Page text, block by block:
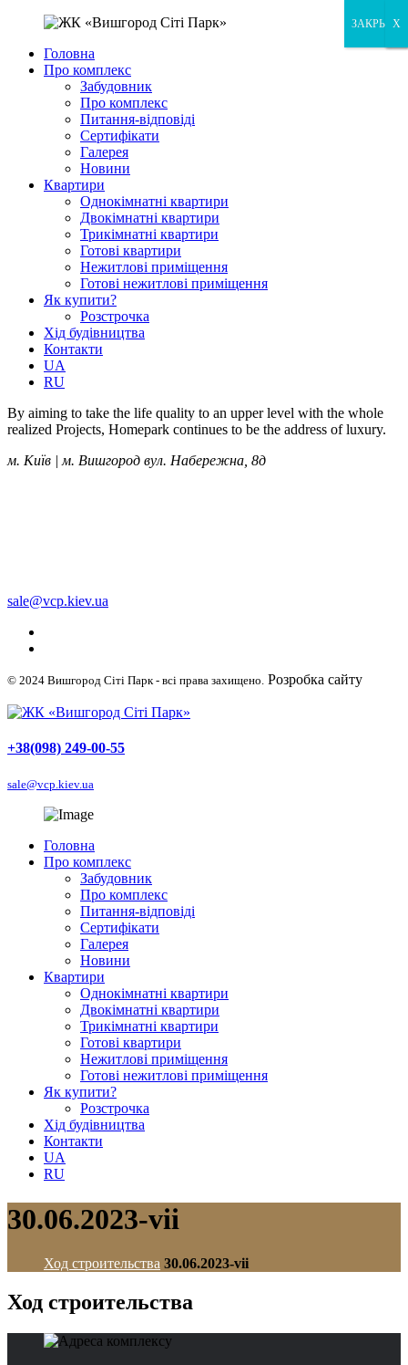
Головна
Про комплекс
Забудовник
Про комплекс
Питання-відповіді
Сертифікати
Галерея
Новини
Квартири
Однокімнатні квартири
Двокімнатні квартири
Трикімнатні квартири
Готові квартири
Нежитлові приміщення
Готові нежитлові приміщення
Як купити?
Розстрочка
Хід будівництва
Контакти
UA
RU
By aiming to take the life quality to an upper level with the whole
realized Projects, Homepark continues to be the address of luxury.
м. Київ | м. Вишгород вул. Набережна, 8д
sale@vcp.kiev.ua
© 2024 Вишгород Сіті Парк - всі права захищено. Розробка сайту
+38(098) 249-00-55
sale@vcp.kiev.ua
Головна
Про комплекс
Забудовник
Про комплекс
Питання-відповіді
Сертифікати
Галерея
Новини
Квартири
Однокімнатні квартири
Двокімнатні квартири
Трикімнатні квартири
Готові квартири
Нежитлові приміщення
Готові нежитлові приміщення
Як купити?
Розстрочка
Хід будівництва
Контакти
UA
RU
30.06.2023-vii
Ход строительства 30.06.2023-vii
Ход строительства
X
ЗАКРЫТЬ
X